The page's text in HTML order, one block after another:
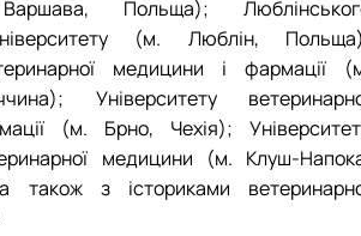
Польща);
(м. Люблін,
медицини і фармації
Університету
(м. Брно, Чехія);
медицини (м. Клуш-
також з істориками